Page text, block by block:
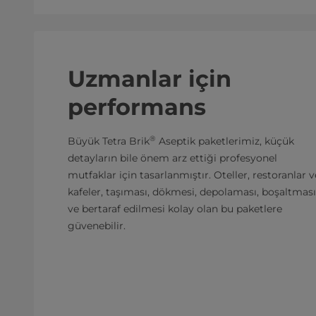
Uzmanlar için
performans
Büyük Tetra Brik® Aseptik paketlerimiz, küçük
detayların bile önem arz ettiği profesyonel
mutfaklar için tasarlanmıştır. Oteller, restoranlar
kafeler, taşıması, dökmesi, depolaması, boşaltması
ve bertaraf edilmesi kolay olan bu paketlere
güvenebilir.